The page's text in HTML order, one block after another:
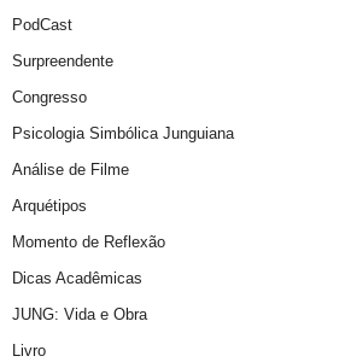
PodCast
Surpreendente
Congresso
Psicologia Simbólica Junguiana
Análise de Filme
Arquétipos
Momento de Reflexão
Dicas Acadêmicas
JUNG: Vida e Obra
Livro